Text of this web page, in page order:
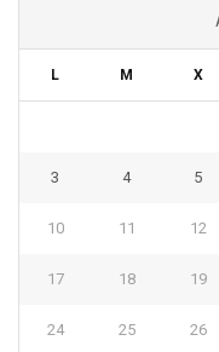
L M X
3 4 5
10 11 12
17 18 19
24 25 26